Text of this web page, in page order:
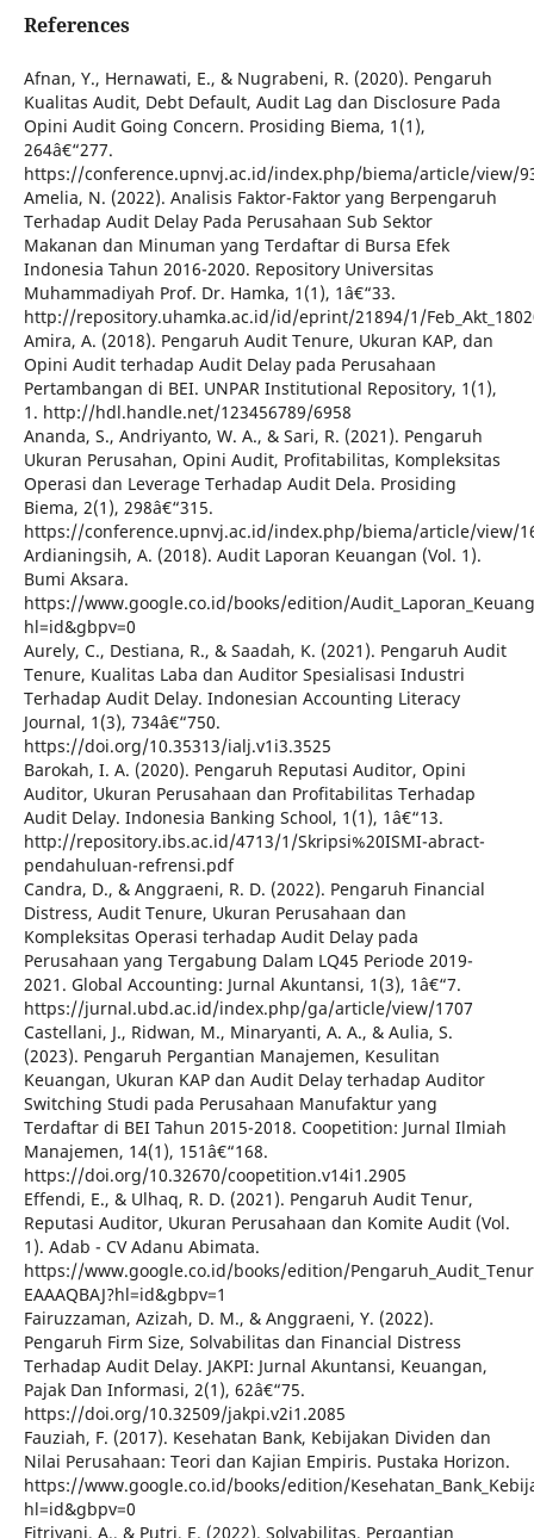
References
Afnan, Y., Hernawati, E., & Nugrabeni, R. (2020). Pengaruh
Kualitas Audit, Debt Default, Audit Lag dan Disclosure Pada
Opini Audit Going Concern. Prosiding Biema, 1(1),
264â€“277.
https://conference.upnvj.ac.id/index.php/biema/article/view/
Amelia, N. (2022). Analisis Faktor-Faktor yang Berpengaruh
Terhadap Audit Delay Pada Perusahaan Sub Sektor
Makanan dan Minuman yang Terdaftar di Bursa Efek
Indonesia Tahun 2016-2020. Repository Universitas
Muhammadiyah Prof. Dr. Hamka, 1(1), 1â€“33.
http://repository.uhamka.ac.id/id/eprint/21894/1/
Amira, A. (2018). Pengaruh Audit Tenure, Ukuran KAP, dan
Opini Audit terhadap Audit Delay pada Perusahaan
Pertambangan di BEI. UNPAR Institutional Repository, 1(1),
1. http://hdl.handle.net/123456789/6958
Ananda, S., Andriyanto, W. A., & Sari, R. (2021). Pengaruh
Ukuran Perusahan, Opini Audit, Profitabilitas, Kompleksitas
Operasi dan Leverage Terhadap Audit Dela. Prosiding
Biema, 2(1), 298â€“315.
https://conference.upnvj.ac.id/index.php/biema/article/view/
Ardianingsih, A. (2018). Audit Laporan Keuangan (Vol. 1).
Bumi Aksara.
https://www.google.co.id/books/edition/
hl=id&gbpv=0
Aurely, C., Destiana, R., & Saadah, K. (2021). Pengaruh Audit
Tenure, Kualitas Laba dan Auditor Spesialisasi Industri
Terhadap Audit Delay. Indonesian Accounting Literacy
Journal, 1(3), 734â€“750.
https://doi.org/10.35313/ialj.v1i3.3525
Barokah, I. A. (2020). Pengaruh Reputasi Auditor, Opini
Auditor, Ukuran Perusahaan dan Profitabilitas Terhadap
Audit Delay. Indonesia Banking School, 1(1), 1â€“13.
http://repository.ibs.ac.id/4713/1/Skripsi%20ISMI-abract-
pendahuluan-refrensi.pdf
Candra, D., & Anggraeni, R. D. (2022). Pengaruh Financial
Distress, Audit Tenure, Ukuran Perusahaan dan
Kompleksitas Operasi terhadap Audit Delay pada
Perusahaan yang Tergabung Dalam LQ45 Periode 2019-
2021. Global Accounting: Jurnal Akuntansi, 1(3), 1â€“7.
https://jurnal.ubd.ac.id/index.php/ga/article/view/1707
Castellani, J., Ridwan, M., Minaryanti, A. A., & Aulia, S.
(2023). Pengaruh Pergantian Manajemen, Kesulitan
Keuangan, Ukuran KAP dan Audit Delay terhadap Auditor
Switching Studi pada Perusahaan Manufaktur yang
Terdaftar di BEI Tahun 2015-2018. Coopetition: Jurnal Ilmiah
Manajemen, 14(1), 151â€“168.
https://doi.org/10.32670/coopetition.v14i1.2905
Effendi, E., & Ulhaq, R. D. (2021). Pengaruh Audit Tenur,
Reputasi Auditor, Ukuran Perusahaan dan Komite Audit (Vol.
1). Adab - CV Adanu Abimata.
https://www.google.co.id/books/edition/
EAAAQBAJ?hl=id&gbpv=1
Fairuzzaman, Azizah, D. M., & Anggraeni, Y. (2022).
Pengaruh Firm Size, Solvabilitas dan Financial Distress
Terhadap Audit Delay. JAKPI: Jurnal Akuntansi, Keuangan,
Pajak Dan Informasi, 2(1), 62â€“75.
https://doi.org/10.32509/jakpi.v2i1.2085
Fauziah, F. (2017). Kesehatan Bank, Kebijakan Dividen dan
Nilai Perusahaan: Teori dan Kajian Empiris. Pustaka Horizon.
https://www.google.co.id/books/edition/
hl=id&gbpv=0
Fitriyani, A., & Putri, E. (2022). Solvabilitas, Pergantian